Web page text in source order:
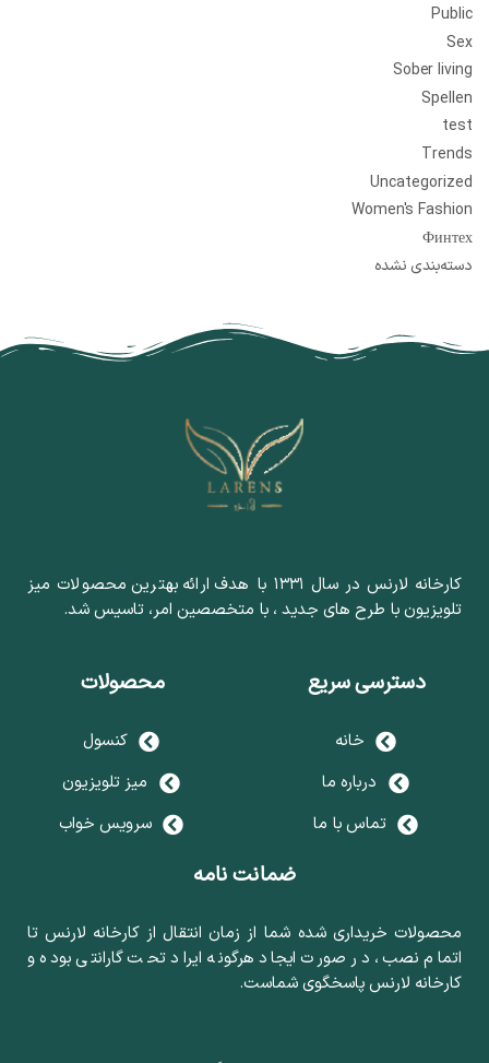
Public
Sex
Sober living
Spellen
test
Trends
Uncategorized
Women's Fashion
Финтех
دسته‌بندی نشده
کارخانه لارنس در سال ۱۳۳۱ با هدف ارائه بهترین محصولات میز
تلویزیون با طرح های جدید ، با متخصصین امر، تاسیس شد.
دسترسی سریع
خانه
درباره ما
تماس با ما
محصولات
کنسول
میز تلویزیون
سرویس خواب
ضمانت نامه
محصولات خریداری شده شما از زمان انتقال از کارخانه لارنس تا
اتمام نصب، در صورت ایجاد هرگونه ایراد تحت گارانتی بوده و
کارخانه لارنس پاسخگوی شماست.